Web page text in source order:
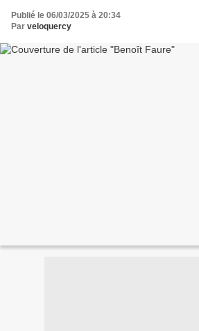
Publié le 06/03/2025 à 20:34
Par veloquercy